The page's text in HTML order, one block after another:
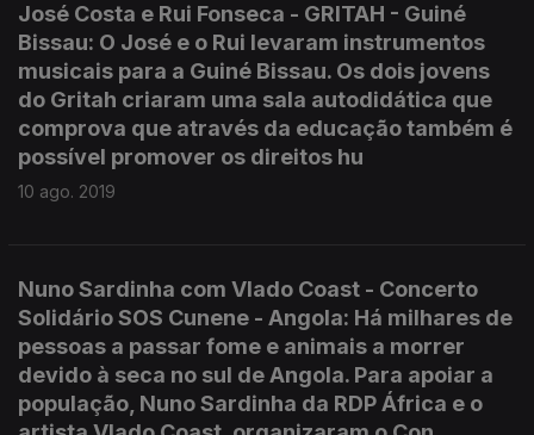
José Costa e Rui Fonseca - GRITAH - Guiné
Bissau: O José e o Rui levaram instrumentos
musicais para a Guiné Bissau. Os dois jovens
do Gritah criaram uma sala autodidática que
comprova que através da educação também é
possível promover os direitos hu
10 ago. 2019
Nuno Sardinha com Vlado Coast - Concerto
Solidário SOS Cunene - Angola: Há milhares de
pessoas a passar fome e animais a morrer
devido à seca no sul de Angola. Para apoiar a
população, Nuno Sardinha da RDP África e o